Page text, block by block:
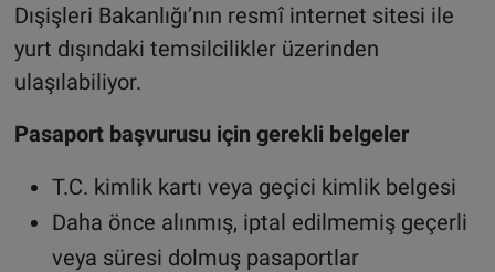
Dışişleri Bakanlığı’nın resmî internet sitesi ile
yurt dışındaki temsilcilikler üzerinden
ulaşılabiliyor.
Pasaport başvurusu için gerekli belgeler
T.C. kimlik kartı veya geçici kimlik belgesi
Daha önce alınmış, iptal edilmemiş geçerli
veya süresi dolmuş pasaportlar